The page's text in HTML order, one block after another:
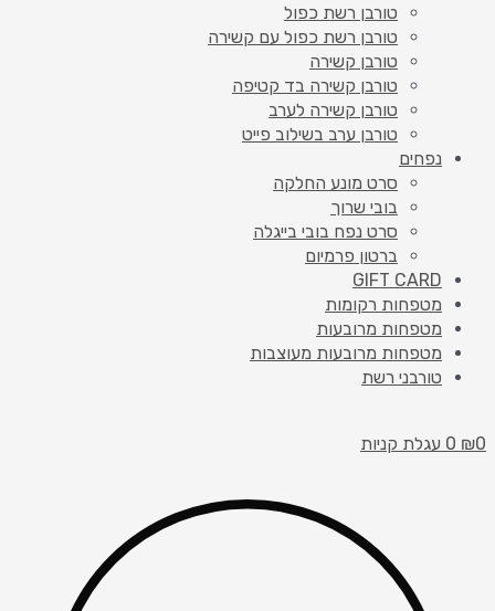
טורבן רשת כפול
טורבן רשת כפול עם קשירה
טורבן קשירה
טורבן קשירה בד קטיפה
טורבן קשירה לערב
טורבן ערב בשילוב פייט
נפחים
סרט מונע החלקה
בובי שרוך
סרט נפח בובי בייגלה
ברטון פרמיום
GIFT CARD
מטפחות רקומות
מטפחות מרובעות
מטפחות מרובעות מעוצבות
טורבני רשת
₪0
0 עגלת קניות